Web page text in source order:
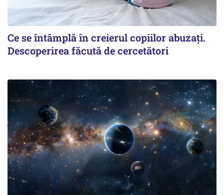
Ce se întâmplă în creierul copiilor abuzați.
Descoperirea făcută de cercetători